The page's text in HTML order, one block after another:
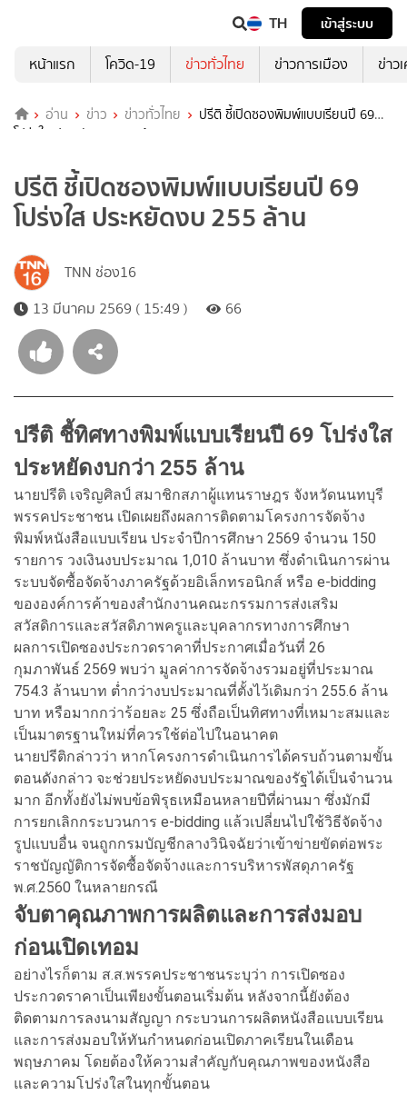
TH
เข้าสู่ระบบ
หน้าแรก
โควิด-19 ข่าวทั่วไทย ข่าวการเมือง ข่าว
อ่าน ข่าว ข่าวทั่วไทย
ปรีติ ชี้เปิดซองพิมพ์แบบเรียนปี 69
โปร่งใส ประหยัดงบ 255 ล้าน
ปรีติ ชี้เปิดซองพิมพ์แบบเรียนปี 69
โปร่งใส ประหยัดงบ 255 ล้าน
TNN ช่อง16
13 มีนาคม 2569 ( 15:49 )
66
ปรีติ ชี้ทิศทางพิมพ์แบบเรียนปี 69 โปร่งใส
ประหยัดงบกว่า 255 ล้าน
นายปรีติ เจริญศิลป์ สมาชิกสภาผู้แทนราษฎร จังหวัดนนทบุรี
พรรคประชาชน เปิดเผยถึงผลการติดตามโครงการจัดจ้าง
พิมพ์หนังสือแบบเรียน ประจำปีการศึกษา 2569 จำนวน 150
รายการ วงเงินงบประมาณ 1,010 ล้านบาท ซึ่งดำเนินการผ่าน
ระบบจัดซื้อจัดจ้างภาครัฐด้วยอิเล็กทรอนิกส์ หรือ e-bidding
ขององค์การค้าของสำนักงานคณะกรรมการส่งเสริม
สวัสดิการและสวัสดิภาพครูและบุคลากรทางการศึกษา
ผลการเปิดซองประกวดราคาที่ประกาศเมื่อวันที่ 26
กุมภาพันธ์ 2569 พบว่า มูลค่าการจัดจ้างรวมอยู่ที่ประมาณ
754.3 ล้านบาท ต่ำกว่างบประมาณที่ตั้งไว้เดิมกว่า 255.6 ล้าน
บาท หรือมากกว่าร้อยละ 25 ซึ่งถือเป็นทิศทางที่เหมาะสมและ
เป็นมาตรฐานใหม่ที่ควรใช้ต่อไปในอนาคต
นายปรีติกล่าวว่า หากโครงการดำเนินการได้ครบถ้วนตามขั้น
ตอนดังกล่าว จะช่วยประหยัดงบประมาณของรัฐได้เป็นจำนวน
มาก อีกทั้งยังไม่พบข้อพิรุธเหมือนหลายปีที่ผ่านมา ซึ่งมักมี
การยกเลิกกระบวนการ e-bidding แล้วเปลี่ยนไปใช้วิธีจัดจ้าง
รูปแบบอื่น จนถูกกรมบัญชีกลางวินิจฉัยว่าเข้าข่ายขัดต่อพระ
ราชบัญญัติการจัดซื้อจัดจ้างและการบริหารพัสดุภาครัฐ
พ.ศ.2560 ในหลายกรณี
จับตาคุณภาพการผลิตและการส่งมอบ
ก่อนเปิดเทอม
อย่างไรก็ตาม ส.ส.พรรคประชาชนระบุว่า การเปิดซอง
ประกวดราคาเป็นเพียงขั้นตอนเริ่มต้น หลังจากนี้ยังต้อง
ติดตามการลงนามสัญญา กระบวนการผลิตหนังสือแบบเรียน
และการส่งมอบให้ทันกำหนดก่อนเปิดภาคเรียนในเดือน
พฤษภาคม โดยต้องให้ความสำคัญกับคุณภาพของหนังสือ
และความโปร่งใสในทุกขั้นตอน